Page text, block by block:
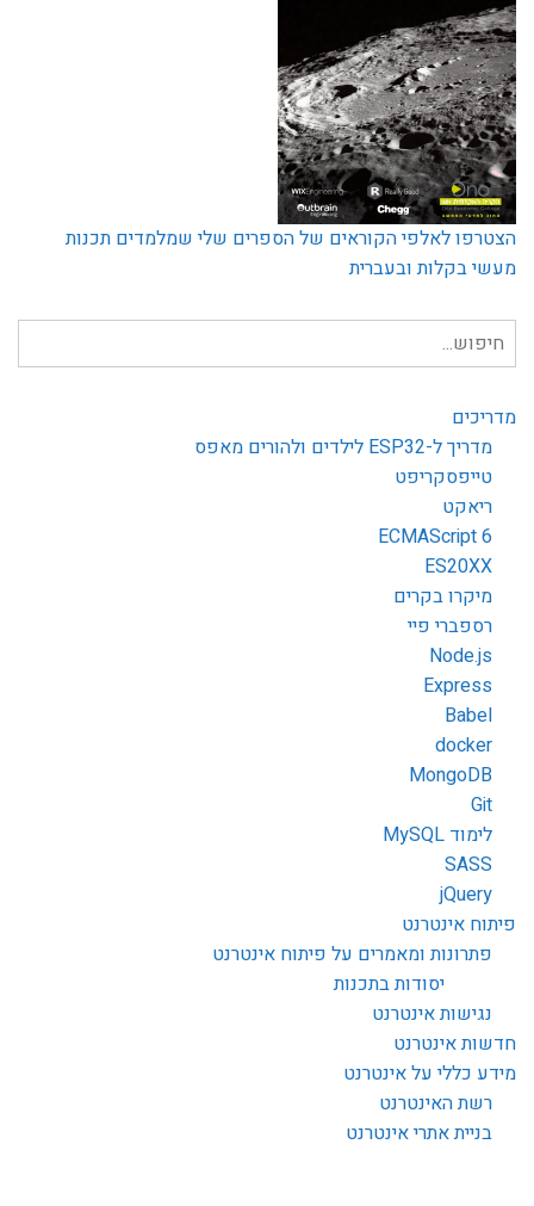
הצטרפו לאלפי הקוראים של הספרים שלי שמלמדים תכנות
מעשי בקלות ובעברית
חיפוש
עבור:
מדריכים
מדריך ל-ESP32 לילדים ולהורים מאפס
טייפסקריפט
ריאקט
ECMAScript 6
ES20XX
מיקרו בקרים
רספברי פיי
Node.js
Express
Babel
docker
MongoDB
Git
לימוד MySQL
SASS
jQuery
פיתוח אינטרנט
פתרונות ומאמרים על פיתוח אינטרנט
יסודות בתכנות
נגישות אינטרנט
חדשות אינטרנט
מידע כללי על אינטרנט
רשת האינטרנט
בניית אתרי אינטרנט